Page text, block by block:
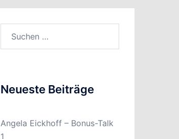
Neueste Beiträge
Angela Eickhoff – Bonus-Talk
1